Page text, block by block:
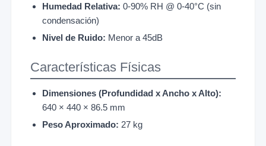
Humedad Relativa: 0-90% RH @ 0-40°C (sin
condensación)
Nivel de Ruido: Menor a 45dB
Características Físicas
Dimensiones (Profundidad x Ancho x Alto):
640 × 440 × 86.5 mm
Peso Aproximado: 27 kg